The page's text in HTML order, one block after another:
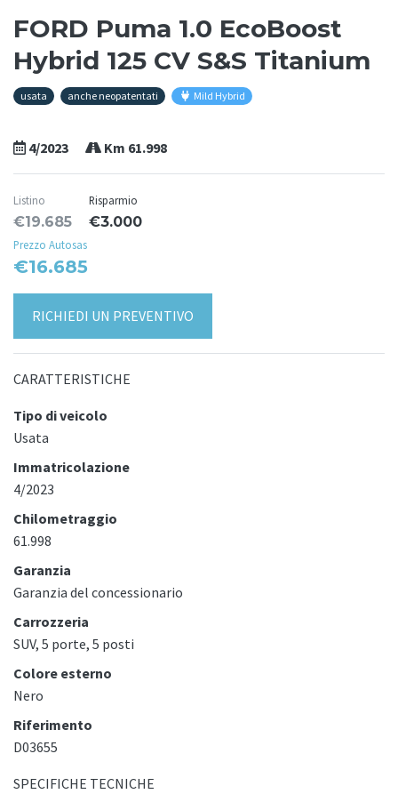
FORD Puma 1.0 EcoBoost
Hybrid 125 CV S&S Titanium
usata anche neopatentati Mild Hybrid
4/2023 Km 61.998
Listino
€19.685
Risparmio
€3.000
Prezzo Autosas
€16.685
RICHIEDI UN PREVENTIVO
CARATTERISTICHE
Tipo di veicolo
Usata
Immatricolazione
4/2023
Chilometraggio
61.998
Garanzia
Garanzia del concessionario
Carrozzeria
SUV, 5 porte, 5 posti
Colore esterno
Nero
Riferimento
D03655
SPECIFICHE TECNICHE